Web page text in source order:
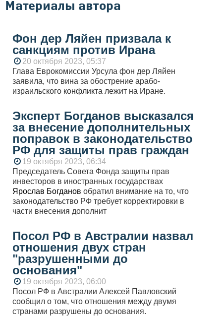
Вы здесь
Материалы автора
Фон дер Ляйен призвала к
санкциям против Ирана
20 октября 2023, 05:37
Глава Еврокомиссии Урсула фон дер Ляйен
заявила, что вина за обострение арабо-
израильского конфликта лежит на Иране.
Эксперт Богданов высказался
за внесение дополнительных
поправок в законодательство
РФ для защиты прав граждан
19 октября 2023, 06:34
Председатель Совета Фонда защиты прав
инвесторов в иностранных государствах
Ярослав Богданов обратил внимание на то, что
законодательство РФ требует корректировки в
части внесения дополнит
Посол РФ в Австралии назвал
отношения двух стран
"разрушенными до
основания"
19 октября 2023, 06:00
Посол РФ в Австралии Алексей Павловский
сообщил о том, что отношения между двумя
странами разрушены до основания.